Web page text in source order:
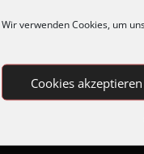
Wir verwenden Cookies, um
Cookies akzeptieren